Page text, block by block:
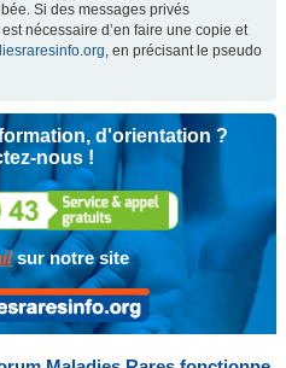
Si des messages privés
nécessaire d’en faire une copie et
, en précisant le pseudo
d'orientation ?
nous !
sur notre site